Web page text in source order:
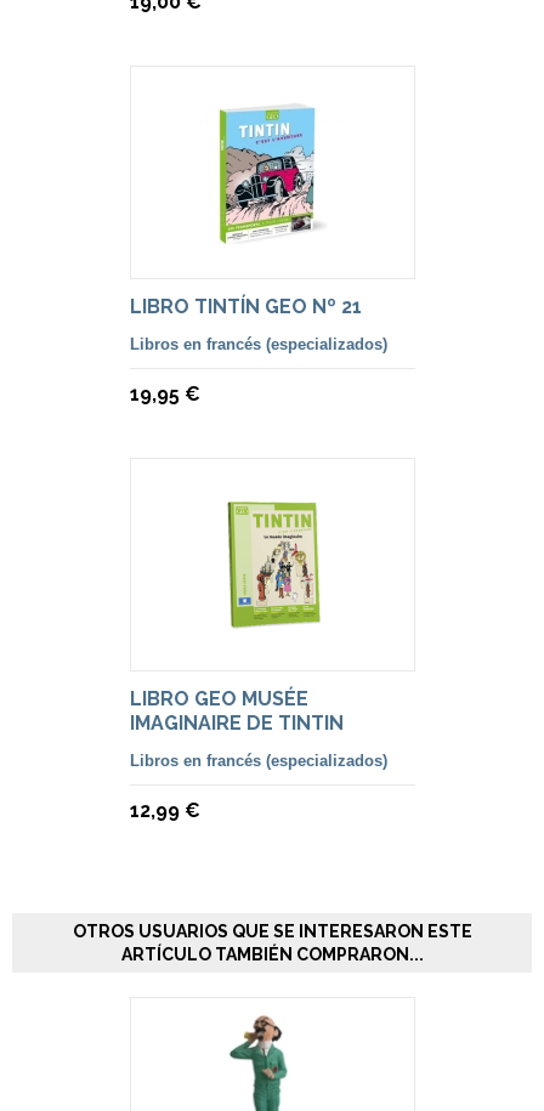
LIBRO TINTÍN GEO Nº 21
Libros en francés (especializados)
19,95 €
LIBRO GEO MUSÉE
IMAGINAIRE DE TINTIN
Libros en francés (especializados)
12,99 €
OTROS USUARIOS QUE SE INTERESARON ESTE
ARTÍCULO TAMBIÉN COMPRARON...